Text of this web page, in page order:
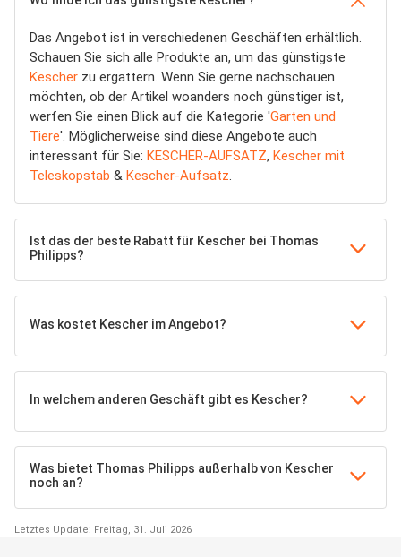
Das Angebot ist in verschiedenen Geschäften erhältlich.
Schauen Sie sich alle Produkte an, um das günstigste
Kescher zu ergattern. Wenn Sie gerne nachschauen
möchten, ob der Artikel woanders noch günstiger ist,
werfen Sie einen Blick auf die Kategorie 'Garten und
Tiere'. Möglicherweise sind diese Angebote auch
interessant für Sie: KESCHER-AUFSATZ, Kescher mit
Teleskopstab & Kescher-Aufsatz
Ist das der beste Rabatt für Kescher bei Thomas
Philipps?
Was kostet Kescher im Angebot?
In welchem anderen Geschäft gibt es Kescher?
Was bietet Thomas Philipps außerhalb von Kescher
noch an?
Letztes Update: Freitag, 31. Juli 2026